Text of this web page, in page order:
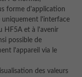
forme d'application
l'interface
HF5A et à l'avenir
possible de
l'appareil via le
des valeurs